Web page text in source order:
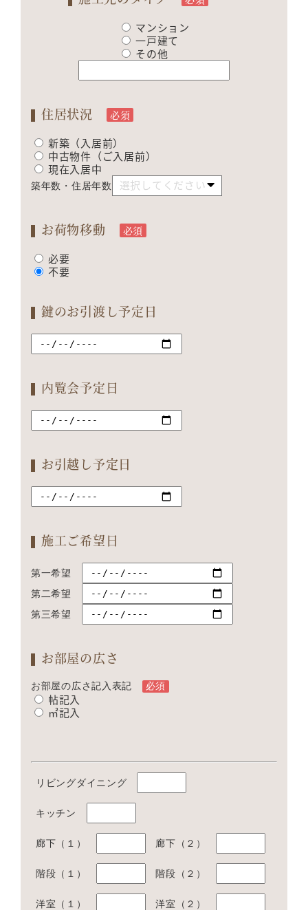
マンション
一戸建て
その他
住居状況 必須
新築（入居前）
中古物件（ご入居前）
現在入居中
築年数・住居年数
お荷物移動 必須
必要
不要
鍵のお引渡し予定日
内覧会予定日
お引越し予定日
施工ご希望日
第一希望
第二希望
第三希望
お部屋の広さ
お部屋の広さ記入表記 必須
帖記入
㎡記入
リビングダイニング
キッチン
廊下（１） 廊下（２）
階段（１） 階段（２）
洋室（１） 洋室（２）